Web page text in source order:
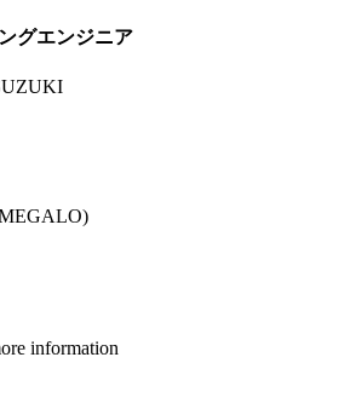
グエンジニア